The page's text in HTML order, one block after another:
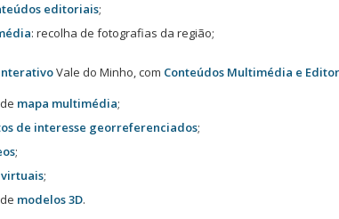
editoriais;
: recolha de fotografias da região;
Vale do Minho, com Conteúdos Multimédia e
mapa multimédia;
de interesse georreferenciados;
;
;
modelos 3D.